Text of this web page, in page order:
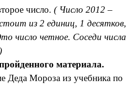
число. ( Число 2012 –
из 2 единиц, 1 десятков,
число четное. Соседи числа
материала.
Деда Мороза из учебника по